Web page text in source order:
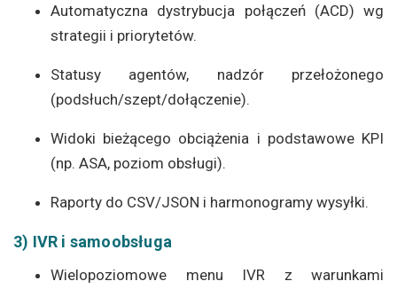
Automatyczna dystrybucja połączeń (ACD) wg
strategii i priorytetów.
Statusy agentów, nadzór przełożonego
(podsłuch/szept/dołączenie).
Widoki bieżącego obciążenia i podstawowe KPI
(np. ASA, poziom obsługi).
Raporty do CSV/JSON i harmonogramy wysyłki.
3) IVR i samoobsługa
Wielopoziomowe menu IVR z warunkami